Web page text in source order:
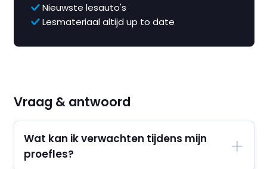
Nieuwste lesauto's
Lesmateriaal altijd up to date
Vraag & antwoord
Wat kan ik verwachten tijdens mijn
proefles?